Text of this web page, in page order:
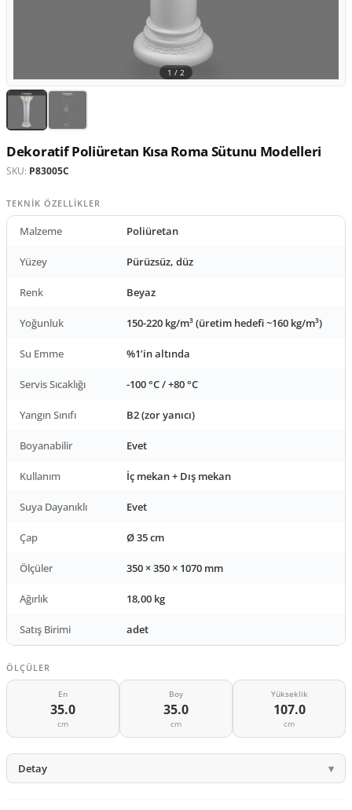
1 / 2
Dekoratif Poliüretan Kısa Roma Sütunu Modelleri
SKU: P83005C
TEKNIK ÖZELLIKLER
Malzeme Poliüretan
Yüzey Pürüzsüz, düz
Renk Beyaz
Yoğunluk 150-220 kg/m³ (üretim hedefi ~160 kg/m³)
Su Emme %1’in altında
Servis Sıcaklığı -100 °C / +80 °C
Yangın Sınıfı B2 (zor yanıcı)
Boyanabilir Evet
Kullanım İç mekan + Dış mekan
Suya Dayanıklı Evet
Çap Ø 35 cm
Ölçüler 350 × 350 × 1070 mm
Ağırlık 18,00 kg
Satış Birimi adet
ÖLÇÜLER
En
35.0
cm
Boy
35.0
cm
Yükseklik
107.0
cm
Detay